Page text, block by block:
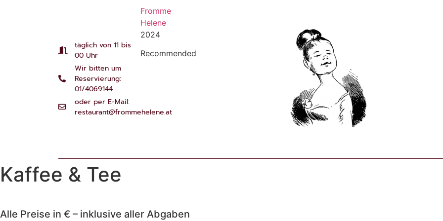
täglich von 11 bis
00 Uhr
Wir bitten um
Reservierung:
01/4069144
oder per E-Mail:
restaurant@frommehelene.at
Fromme
Helene
2024
Recommended
Kaffee & Tee
Alle Preise in € – inklusive aller Abgaben